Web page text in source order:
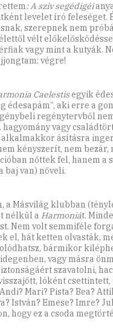
: A szív segédigéi
levelet író feleséget.
szerepnek nem
vélt
vagy mint a kutyák.
végre!
Caelestisegyik
édesapám”, aki erre a
regénytervből
hagyomány vagy
ásításra
kényszerít, nem bezár,
nőttek fel, hanem a
baj van) növeli.
a Másvilág klubban
nélkül a Harmoniát.
Nem volt semmiféle
el, hát ketten olvasták,
bármikor
vagy másra
szavatolni,
lóként csettintett,
Mari? Pista? Bea?
István? Emese? Imre?
hogy ez a csoda